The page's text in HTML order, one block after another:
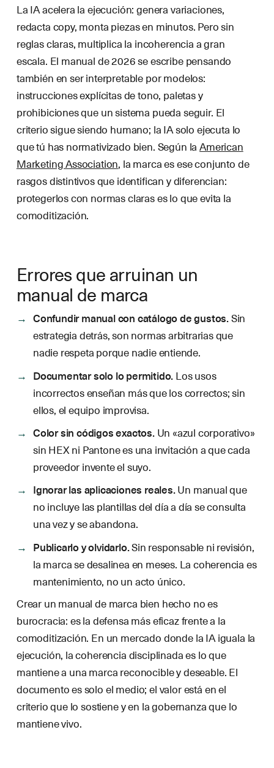
La IA acelera la ejecución: genera variaciones,
redacta copy, monta piezas en minutos. Pero sin
reglas claras, multiplica la incoherencia a gran
escala. El manual de 2026 se escribe pensando
también en ser interpretable por modelos:
instrucciones explícitas de tono, paletas y
prohibiciones que un sistema pueda seguir. El
criterio sigue siendo humano; la IA solo ejecuta lo
que tú has normativizado bien. Según laAmerican
Marketing Association, la marca es ese conjunto de
rasgos distintivos que identifican y diferencian:
protegerlos con normas claras es lo que evita la
comoditización.
Errores que arruinan un
manual de marca
Confundir manual con catálogo de gustos.Sin
estrategia detrás, son normas arbitrarias que
nadie respeta porque nadie entiende.
Documentar solo lo permitido.Los usos
incorrectos enseñan más que los correctos; sin
ellos, el equipo improvisa.
Color sin códigos exactos.Un «azul corporativo»
sin HEX ni Pantone es una invitación a que cada
proveedor invente el suyo.
Ignorar las aplicaciones reales.Un manual que
no incluye las plantillas del día a día se consulta
una vez y se abandona.
Publicarlo y olvidarlo.Sin responsable ni revisión,
la marca se desalinea en meses. La coherencia es
mantenimiento, no un acto único.
Crear un manual de marca bien hecho no es
burocracia: es la defensa más eficaz frente a la
comoditización. En un mercado donde la IA iguala la
ejecución, la coherencia disciplinada es lo que
mantiene a una marca reconocible y deseable. El
documento es solo el medio; el valor está en el
criterio que lo sostiene y en la gobernanza que lo
mantiene vivo.